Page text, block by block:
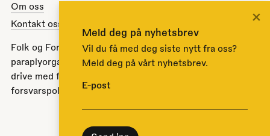
Om oss
Kontakt oss
Folk og Forsvar er en partipolitisk nøytral
paraplyorganisasjon opprettet av Stortinget i 1951 for å
drive med folkeopplysning om norsk sikkerhets- og
forsvarspolitikk.
Meld deg på nyhetsbrev
Vil du få med deg siste nytt fra oss?
Meld deg på vårt nyhetsbrev.
E-post
×